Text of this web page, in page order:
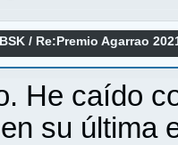
BSK / Re:Premio Agarrao
He caído
su última